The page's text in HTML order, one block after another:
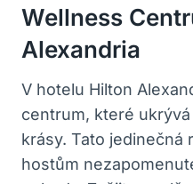
Wellness
Alexandria
V hotelu Hilton
centrum, které
krásy. Tato jedinečná
hostům